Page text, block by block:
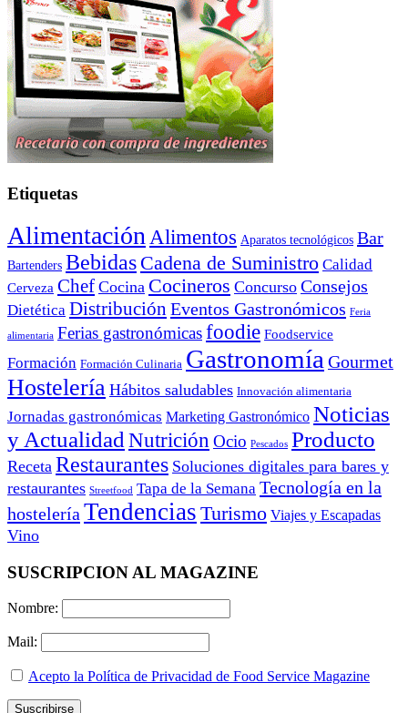
Etiquetas
Alimentación Alimentos Aparatos tecnológicos Bar
Bartenders Bebidas Cadena de Suministro Calidad
Cerveza Chef Cocina Cocineros Concurso Consejos
Dietética Distribución Eventos Gastronómicos Feria
alimentaria Ferias gastronómicasfoodie Foodservice
Formación Formación Culinaria Gastronomía Gourmet
Hostelería Hábitos saludables Innovación alimentaria
Jornadas gastronómicas Marketing Gastronómico Noticias
y Actualidad Nutrición Ocio Pescados Producto
Receta Restaurantes Soluciones digitales para bares y
restaurantes Streetfood Tapa de la Semana Tecnología en la
hostelería Tendencias Turismo Viajes y Escapadas
Vino
SUSCRIPCION AL MAGAZINE
Nombre:
Mail:
Acepto la Política de Privacidad de Food Service Magazine